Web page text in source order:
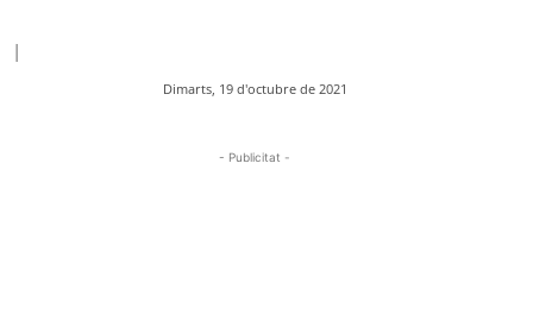
|
Dimarts, 19 d'octubre de 2021
- Publicitat -